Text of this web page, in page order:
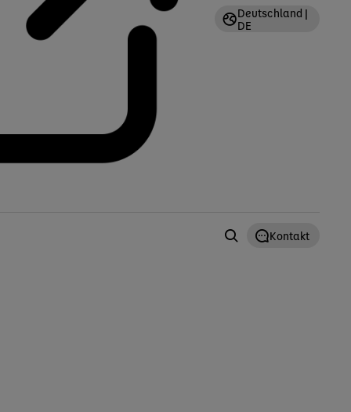
Deutschland |
DE
Kontakt